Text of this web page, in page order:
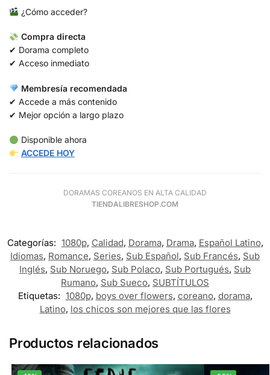
¿Cómo acceder?
Compra directa
✔ Dorama completo
✔ Acceso inmediato
Membresía recomendada
✔ Accede a más contenido
✔ Mejor opción a largo plazo
Disponible ahora
ACCEDE HOY
DORAMAS COREANOS EN ALTA CALIDAD
TIENDALIBRESHOP.COM
Categorías: 1080p, Calidad, Dorama, Drama, Español Latino,
Idiomas, Romance, Series, Sub Español, Sub Francés, Sub
Inglés, Sub Noruego, Sub Polaco, Sub Portugués, Sub
Rumano, Sub Sueco, SUBTÍTULOS
Etiquetas: 1080p, boys over flowers, coreano, dorama,
Latino, los chicos son mejores que las flores
Productos relacionados